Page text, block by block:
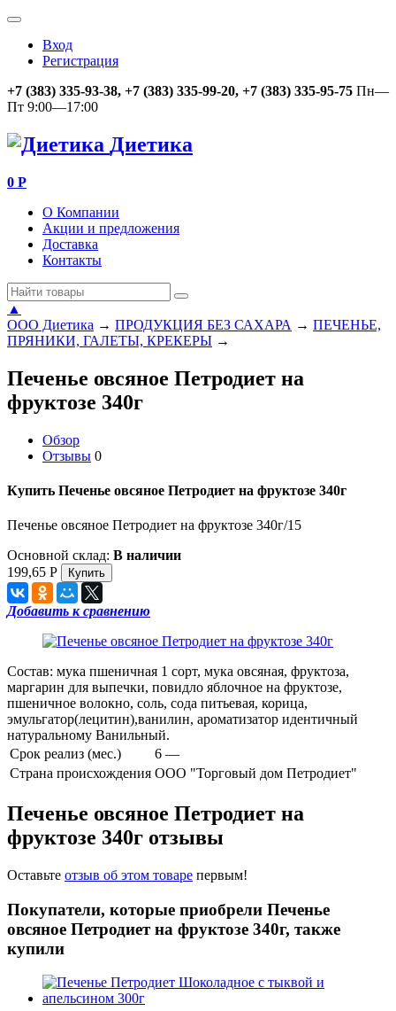
Вход
Регистрация
+7 (383) 335-93-38, +7 (383) 335-99-20, +7 (383) 335-95-75 Пн—
Пт 9:00—17:00
Диетика
0 Р
О Компании
Акции и предложения
Доставка
Контакты
▲
ООО Диетика → ПРОДУКЦИЯ БЕЗ САХАРА → ПЕЧЕНЬЕ,
ПРЯНИКИ, ГАЛЕТЫ, КРЕКЕРЫ →
Печенье овсяное Петродиет на
фруктозе 340г
Обзор
Отзывы 0
Купить Печенье овсяное Петродиет на фруктозе 340г
Печенье овсяное Петродиет на фруктозе 340г/15
Основной склад: В наличии
199,65 Р
Добавить к сравнению
Состав: мука пшеничная 1 сорт, мука овсяная, фруктоза,
маргарин для выпечки, повидло яблочное на фруктозе,
пшеничное волокно, соль, сода питьевая, корица,
эмульгатор(лецитин),ванилин, ароматизатор идентичный
натуральному Ванильный.
Срок реализ (мес.)
6 —
Страна происхождения ООО "Торговый дом Петродиет"
Печенье овсяное Петродиет на
фруктозе 340г отзывы
Оставьте отзыв об этом товаре первым!
Покупатели, которые приобрели Печенье
овсяное Петродиет на фруктозе 340г, также
купили